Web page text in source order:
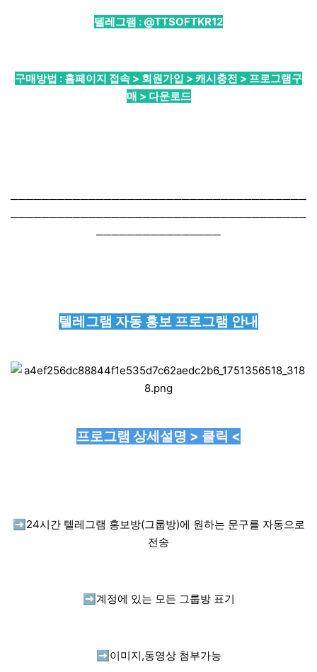
텔레그램 : @TTSOFTKR12
구매방법 : 홈페이지 접속 > 회원가입 > 캐시충전 > 프로그램구
매 > 다운로드
──────────────────────────────────────
──────────────────────────────────────
────────────────
텔레그램 자동 홍보 프로그램 안내
프로그램 상세설명 > 클릭 <
➡️ 24시간 텔레그램 홍보방(그룹방)에 원하는 문구를 자동으로
전송
➡️ 계정에 있는 모든 그룹방 표기
➡️ 이미지,동영상 첨부가능